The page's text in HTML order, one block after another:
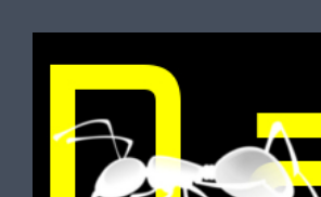
コンテンツへスキップ